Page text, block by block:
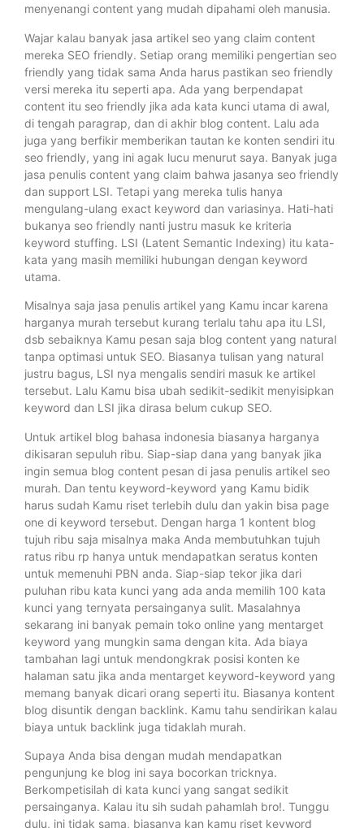
menyenangi content yang mudah dipahami oleh manusia.
Wajar kalau banyak jasa artikel seo yang claim content
mereka SEO friendly. Setiap orang memiliki pengertian seo
friendly yang tidak sama Anda harus pastikan seo friendly
versi mereka itu seperti apa. Ada yang berpendapat
content itu seo friendly jika ada kata kunci utama di awal,
di tengah paragrap, dan di akhir blog content. Lalu ada
juga yang berfikir memberikan tautan ke konten sendiri itu
seo friendly, yang ini agak lucu menurut saya. Banyak juga
jasa penulis content yang claim bahwa jasanya seo friendly
dan support LSI. Tetapi yang mereka tulis hanya
mengulang-ulang exact keyword dan variasinya. Hati-hati
bukanya seo friendly nanti justru masuk ke kriteria
keyword stuffing. LSI (Latent Semantic Indexing) itu kata-
kata yang masih memiliki hubungan dengan keyword
utama.
Misalnya saja jasa penulis artikel yang Kamu incar karena
harganya murah tersebut kurang terlalu tahu apa itu LSI,
dsb sebaiknya Kamu pesan saja blog content yang natural
tanpa optimasi untuk SEO. Biasanya tulisan yang natural
justru bagus, LSI nya mengalis sendiri masuk ke artikel
tersebut. Lalu Kamu bisa ubah sedikit-sedikit menyisipkan
keyword dan LSI jika dirasa belum cukup SEO.
Untuk artikel blog bahasa indonesia biasanya harganya
dikisaran sepuluh ribu. Siap-siap dana yang banyak jika
ingin semua blog content pesan di jasa penulis artikel seo
murah. Dan tentu keyword-keyword yang Kamu bidik
harus sudah Kamu riset terlebih dulu dan yakin bisa page
one di keyword tersebut. Dengan harga 1 kontent blog
tujuh ribu saja misalnya maka Anda membutuhkan tujuh
ratus ribu rp hanya untuk mendapatkan seratus konten
untuk memenuhi PBN anda. Siap-siap tekor jika dari
puluhan ribu kata kunci yang ada anda memilih 100 kata
kunci yang ternyata persainganya sulit. Masalahnya
sekarang ini banyak pemain toko online yang mentarget
keyword yang mungkin sama dengan kita. Ada biaya
tambahan lagi untuk mendongkrak posisi konten ke
halaman satu jika anda mentarget keyword-keyword yang
memang banyak dicari orang seperti itu. Biasanya kontent
blog disuntik dengan backlink. Kamu tahu sendirikan kalau
biaya untuk backlink juga tidaklah murah.
Supaya Anda bisa dengan mudah mendapatkan
pengunjung ke blog ini saya bocorkan tricknya.
Berkompetisilah di kata kunci yang sangat sedikit
persainganya. Kalau itu sih sudah pahamlah bro!. Tunggu
dulu, ini tidak sama, biasanya kan kamu riset keyword